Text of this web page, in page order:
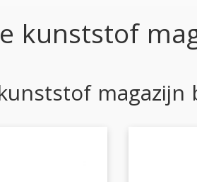
kunststof
magazijn